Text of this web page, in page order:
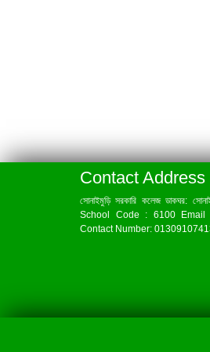
Contact Address
সোনাইমুড়ি সরকারি কলেজ ডাকঘর:
School Code : 6100 Email
Contact Number: